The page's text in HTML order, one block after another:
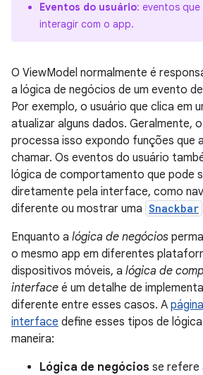
Eventos do usuário: eventos
interagir com o app.
O ViewModel normalmente é
a lógica de negócios de um evento
Por exemplo, o usuário que clica em
atualizar alguns dados. Geralmente,
processa isso expondo funções que
chamar. Os eventos do usuário
lógica de comportamento que pode
diretamente pela interface, como
diferente ou mostrar uma Snackbar
Enquanto a lógica de negócios
o mesmo app em diferentes
dispositivos móveis, a lógica de
interface é um detalhe de
diferente entre esses casos. A
interface define esses tipos de
maneira:
Lógica de negócios se refere